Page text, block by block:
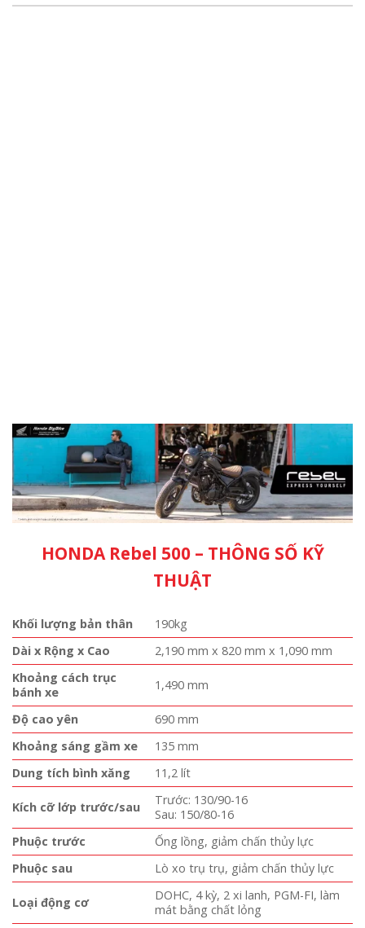
HONDA Rebel 500 – THÔNG SỐ KỸ
THUẬT
Khối lượng bản thân
190kg
Dài x Rộng x Cao
2,190 mm x 820 mm x 1,090 mm
Khoảng cách trục
bánh xe
1,490 mm
Độ cao yên
690 mm
Khoảng sáng gầm xe
135 mm
Dung tích bình xăng
11,2 lít
Kích cỡ lớp trước/sau
Trước: 130/90-16
Sau: 150/80-16
Phuộc trước
Ống lồng, giảm chấn thủy lực
Phuộc sau
Lò xo trụ trụ, giảm chấn thủy lực
Loại động cơ
DOHC, 4 kỳ, 2 xi lanh, PGM-FI, làm
mát bằng chất lỏng